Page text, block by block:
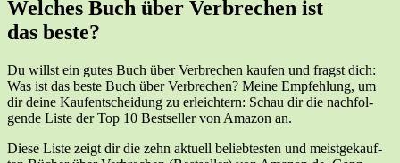
Wel­ches Buch über Ver­bre­chen ist
das beste?
Du willst ein gutes Buch über Ver­bre­chen kau­fen und fragst dich:
Was ist das bes­te Buch über Ver­bre­chen? Mei­ne Emp­feh­lung, um
dir dei­ne Kauf­ent­schei­dung zu erleich­tern: Schau dir die nach­fol­
gen­de Lis­te der Top 10 Best­sel­ler von Ama­zon an.
Die­se Lis­te zeigt dir die zehn aktu­ell belieb­tes­ten und meist­ge­kauf­